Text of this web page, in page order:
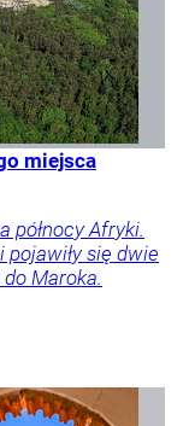
miejsca
północy Afryki.
się dwie
Maroka.